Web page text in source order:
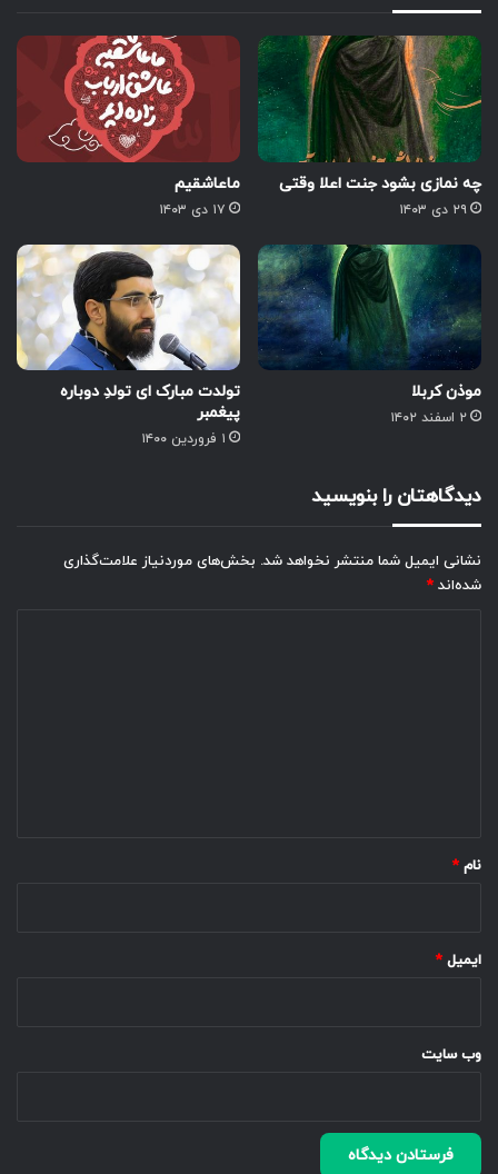
چه نمازی بشود جنت اعلا وقتی
۲۹ دی ۱۴۰۳
ماعاشقیم‌
۱۷ دی ۱۴۰۳
موذن کربلا
۲ اسفند ۱۴۰۲
تولدت مبارک ای تولدِ دوباره
پیغمبر
۱ فروردین ۱۴۰۰
دیدگاهتان را بنویسید
نشانی ایمیل شما منتشر نخواهد شد. بخش‌های موردنیاز علامت‌گذاری
شده‌اند *
نام *
ایمیل *
وب‌ سایت